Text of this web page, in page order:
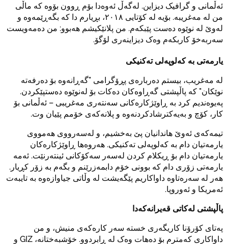
ئەڵمانی و گرافیک دیزاین. لەگەڵ ئەوەدا بۆم ڕوون بۆوە کە ماڵی
من لە مەغریبە. بۆیە لە کۆتایی ٢٠١٨، بڕیارم دا کە بگەڕێمەوە و
لەوێ لە نوێوە دەست پێبکەم. من پلانێکیشم هەبوو: من دەمەویست
سەربەخۆ کاربکەم وەک دیزاینەری لۆگۆ.
یارمەتی بە کەلوپەلی تەکنیکی
لە مەغریب، بیستم دەربارەی پڕۆگرامی "گەڕانەوە بۆ دەرفەتە
نوێکان" کە پاڵپشتی گەڕاوەکان دەکات بۆ لەنوێوە دەستپێکردن.
پەیوەندیم کرد بە ڕاوێژکارەکانی سەنتەری مەغریبی – ئەڵمانی بۆ
کار، کۆچ و بەیەکترشادکردنەوە و پلانەکەی خۆمم پێیان وت.
تیمەکەی ئەوێ هاندانیان پێ بەخشیم، و لەسەرووی هەمووی
یارمەتیان دام بە کەلوپەلی تەکنیکی. هەروەها ڕاوێژکارەکان
یارمەتیان دام بۆ ڕیکلام کردن لەسەر سەکۆکانی ئینتەرنێت. ئەمە
یارمەتی زۆری دام کە بوونی خۆم دابمەزرێنم و بگەم بە زۆر کڕیار.
هەر لە سەرەتاوە داواکاریم پێگەیشت لە وڵاتی جیاوازەوە بە تایبەت
ئەمریکا و ئەوروپا.
پاڵپشتی لەکاتی قەیرانەکەدا
پەتای کۆرۆنا کاریگەری خستە سەر کارەکەی منیش، و من
داواکاری کەمترم بۆ دەهات وەک لە ڕابردوو. خۆشبەختانە، GIZ و